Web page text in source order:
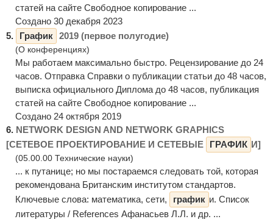
статей на сайте Свободное копирование ...
Создано 30 декабря 2023
5.
График 2019 (первое полугодие)
(О конференциях)
Мы работаем максимально быстро. Рецензирование до 24
часов. Отправка Справки о публикации статьи до 48 часов,
выписка официального Диплома до 48 часов, публикация
статей на сайте Свободное копирование ...
Создано 24 октября 2019
6. NETWORK DESIGN AND NETWORK GRAPHICS
[СЕТЕВОЕ ПРОЕКТИРОВАНИЕ И СЕТЕВЫЕ
ГРАФИК И]
(05.00.00 Технические науки)
... к путанице; но мы постараемся следовать той, которая
рекомендована Британским институтом стандартов.
Ключевые слова: математика, сети,
график и. Список
литературы / References Афанасьев Л.Л. и др. ...